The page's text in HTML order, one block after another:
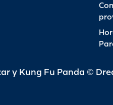
y Kung Fu Panda ©